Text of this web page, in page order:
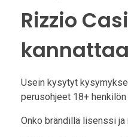
Rizzio
Usein kysytyt
perusohjeet 18+
Onko brändillä lisenssi ja